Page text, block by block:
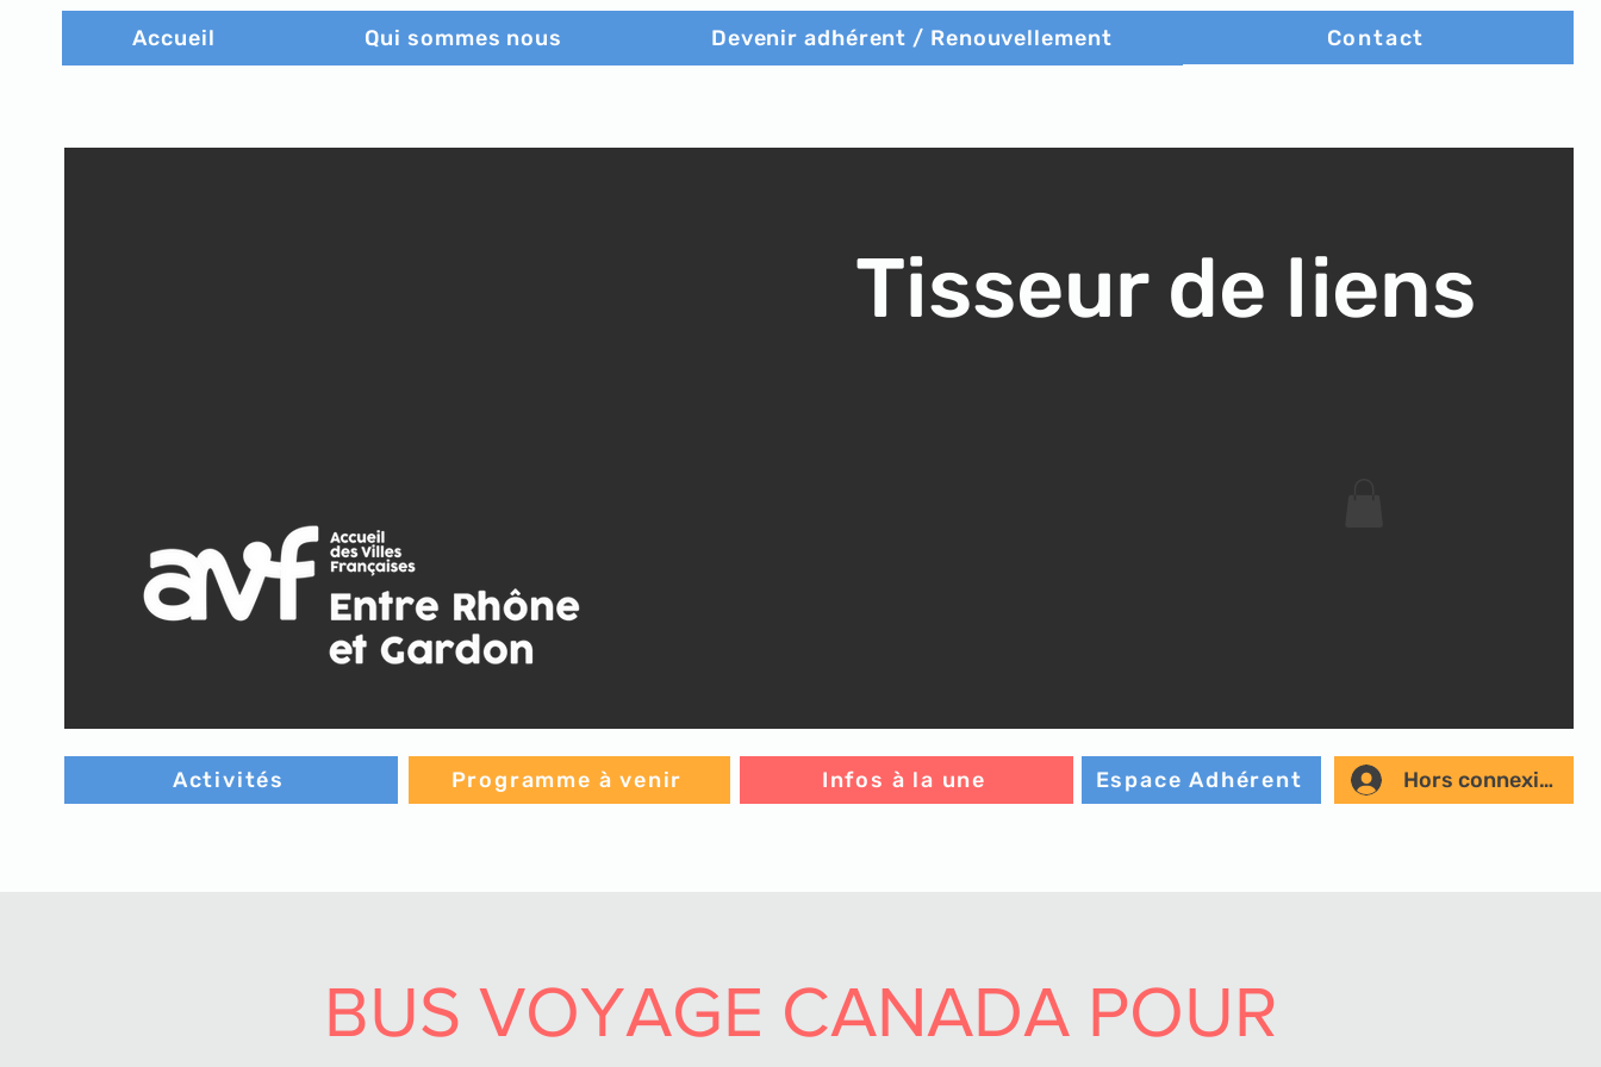
Accueil Qui sommes nous Devenir adhérent / Renouvellement Contact
Tisseur de liens
Activités Programme à venir Infos à la une Espace Adhérent Hors connexion
BUS VOYAGE CANADA POUR